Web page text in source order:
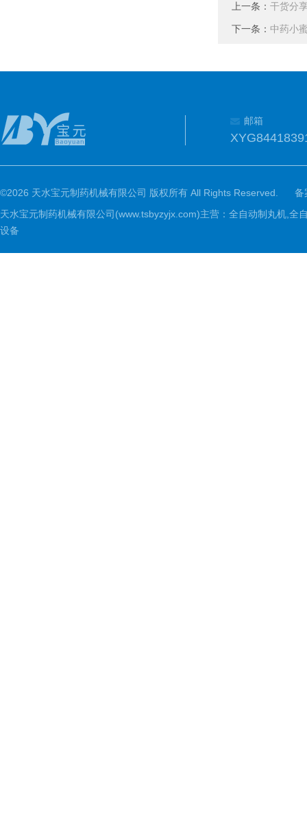
上一条： 干货分
下一条： 中药小
邮箱
©2026 天水宝元制药机械有限公司 版权所有 All Rights Reserved.
备
天水宝元制药机械有限公司(www.tsbyzyjx.com)主营：全自动制丸机,
设备